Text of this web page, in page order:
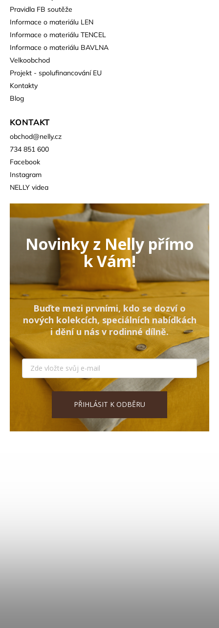
Pravidla FB soutěže
Informace o materiálu LEN
Informace o materiálu TENCEL
Informace o materiálu BAVLNA
Velkoobchod
Projekt - spolufinancování EU
Kontakty
Blog
KONTAKT
obchod@nelly.cz
734 851 600
Facebook
Instagram
NELLY videa
Novinky z Nelly přímo
k Vám!
Buďte mezi prvními, kdo se dozví o
nových kolekcích, speciálních nabídkách
i dění u nás v rodinné dílně.
PŘIHLÁSIT K ODBĚRU